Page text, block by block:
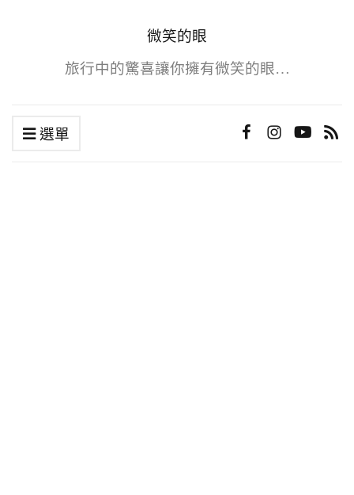
微笑的眼
旅行中的驚喜讓你擁有微笑的眼…
選單